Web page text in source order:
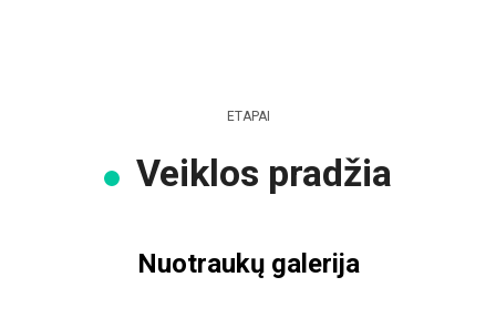
ETAPAI
Veiklos pradžia
Nuotraukų galerija